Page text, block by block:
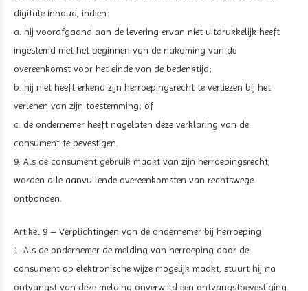
digitale inhoud, indien:
a. hij voorafgaand aan de levering ervan niet uitdrukkelijk heeft
ingestemd met het beginnen van de nakoming van de
overeenkomst voor het einde van de bedenktijd;
b. hij niet heeft erkend zijn herroepingsrecht te verliezen bij het
verlenen van zijn toestemming; of
c. de ondernemer heeft nagelaten deze verklaring van de
consument te bevestigen.
9. Als de consument gebruik maakt van zijn herroepingsrecht,
worden alle aanvullende overeenkomsten van rechtswege
ontbonden.
Artikel 9 – Verplichtingen van de ondernemer bij herroeping
1. Als de ondernemer de melding van herroeping door de
consument op elektronische wijze mogelijk maakt, stuurt hij na
ontvangst van deze melding onverwijld een ontvangstbevestiging.